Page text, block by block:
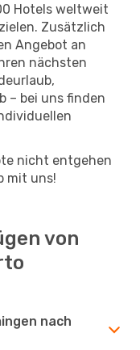
Hotels weltweit
Zusätzlich
Angebot an
nächsten
– bei uns finden
nicht entgehen
mit uns!
von
nach